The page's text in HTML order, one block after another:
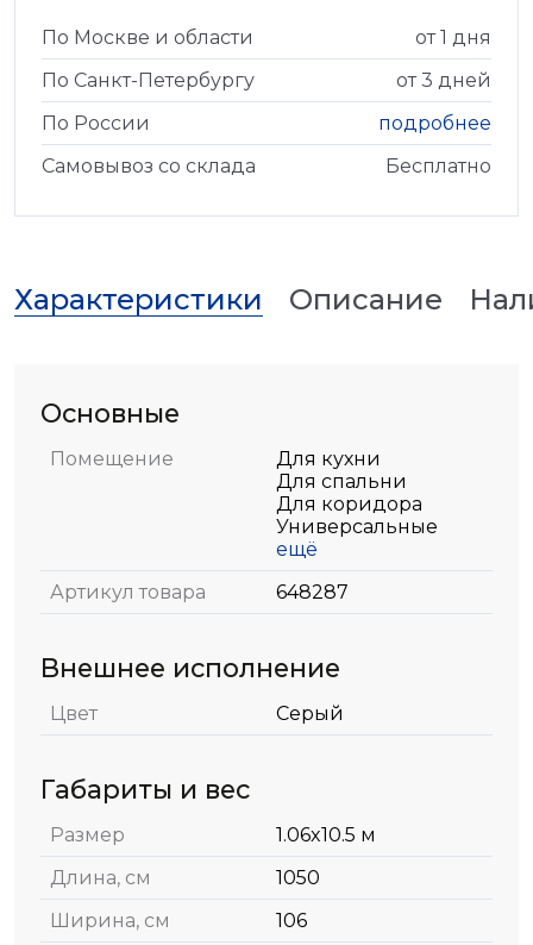
По Москве и области
от 1 дня
По Санкт-Петербургу
от 3 дней
По России
подробнее
Самовывоз со склада
Бесплатно
Характеристики Описание
Основные
Помещение
Для кухни
Для спальни
Для коридора
Универсальные
ещё
Артикул товара
648287
Внешнее исполнение
Цвет Серый
Габариты и вес
Размер
1.06x10.5 м
Длина, см
1050
Ширина, см
106